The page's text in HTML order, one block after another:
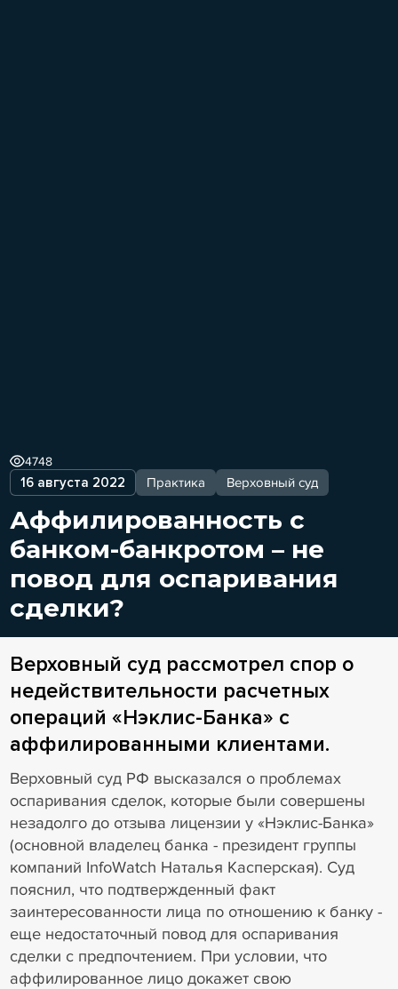
16 августа 2022 Практика Верховный суд
4748
Аффилированность с
банком-банкротом – не
повод для оспаривания
сделки?
Верховный суд рассмотрел спор о
недействительности расчетных
операций «Нэклис-Банка» с
аффилированными клиентами.
Верховный суд РФ высказался о проблемах
оспаривания сделок, которые были совершены
незадолго до отзыва лицензии у «Нэклис-Банка»
(основной владелец банка - президент группы
компаний InfoWatch Наталья Касперская). Суд
пояснил, что подтвержденный факт
заинтересованности лица по отношению к банку -
еще недостаточный повод для оспаривания
сделки с предпочтением. При условии, что
аффилированное лицо докажет свою